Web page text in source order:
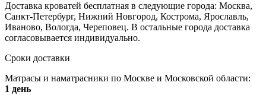
Доставка кроватей бесплатная в следующие города: Москва,
Санкт-Петербург, Нижний Новгород, Кострома, Ярославль,
Иваново, Вологда, Череповец. В остальные города доставка
согласовывается индивидуально.
Сроки доставки
Матрасы и наматрасники по Москве и Московской области:
1 день